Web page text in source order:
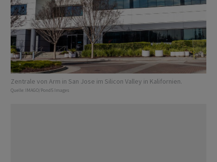
Zentrale von Arm in San Jose im Silicon Valley in Kalifornien.
Quelle: IMAGO/Pond5 Images